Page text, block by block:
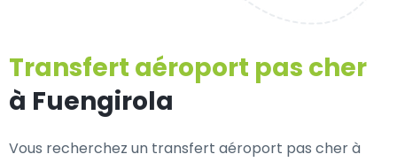
Transfert aéroport pas cher
à Fuengirola
Vous recherchez un transfert aéroport pas cher à